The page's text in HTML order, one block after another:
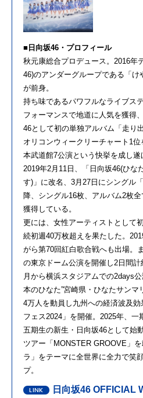
■日向坂46・プロフィール
秋元康総合プロデュース。2016年
46)のアンダーグループである「け
が前身。
持ち味であるパワフルなライブス
フォーマンスで地道に人気を獲得
46として初の単独アルバム「走り
オリコンウィークリーチャート1
本武道館7公演という快挙を成し遂
2019年2月11日、「日向坂46(ひな
す)」に改名、3月27日にシングル
降、シングル16枚、アルバム2枚
獲得している。
更には、女性アーティストとして
続初週40万枚超えを果たした。
がら第70回紅白歌合戦へも出場。
の東京ドーム公演を開催し2日間
月から横浜スタジアムでの2days
本のひなた”宮崎県・ひなたサン
4万人を動員し九州への経済波及
フェス2024」を開催。2025年、一
五期生の新生・日向坂46として始
ツアー「MONSTER GROOVE」
ラ」をテーマに全世界に全力で笑
プ。
日向坂46 OFFICIAL